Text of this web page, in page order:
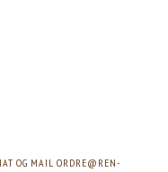
OG MAIL ORDRE@REN-